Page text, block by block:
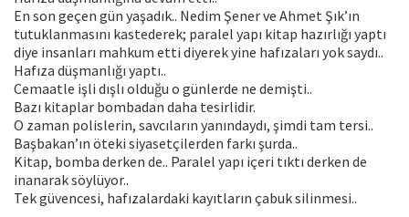
En son geçen gün yaşadık.. Nedim Şener ve Ahmet Şık’ın
tutuklanmasını kastederek; paralel yapı kitap hazırlığı yaptı
diye insanları mahkum etti diyerek yine hafızaları yok saydı..
Hafıza düşmanlığı yaptı..
Cemaatle işli dışlı olduğu o günlerde ne demişti..
Bazı kitaplar bombadan daha tesirlidir.
O zaman polislerin, savcıların yanındaydı, şimdi tam tersi..
Başbakan’ın öteki siyasetçilerden farkı şurda..
Kitap, bomba derken de.. Paralel yapı içeri tıktı derken de
inanarak söylüyor..
Tek güvencesi, hafızalardaki kayıtların çabuk silinmesi..